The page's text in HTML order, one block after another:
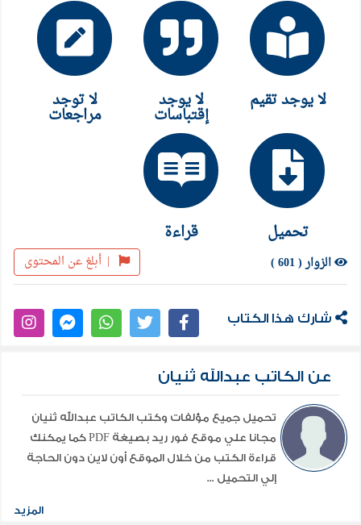
لا يوجد تقيم لا يوجد
إقتباسات
لا توجد
مراجعات
تحميل قراءة
| أبلغ عن المحتوى الزوار ( 601 )
شارك هذا الكتاب
عن الكاتب عبدالله ثنيان
تحميل جميع مؤلفات وكتب الكاتب عبدالله ثنيان
مجانا علي موقع فور ريد بصيغة PDF كما يمكنك
قراءة الكتب من خلال الموقع أون لاين دون الحاجة
إلي التحميل ...
المزيد